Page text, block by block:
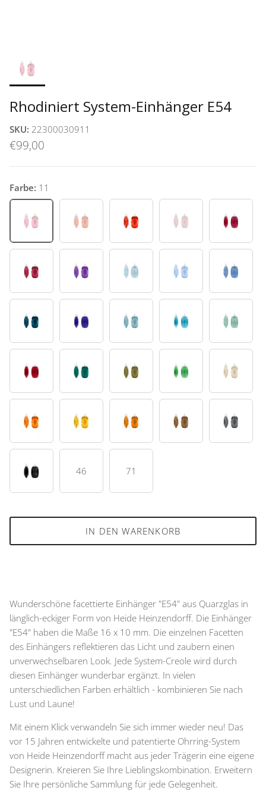
Rhodiniert System-Einhänger E54
SKU: 22300030911
€99,00
Farbe: 11
11 12 20 25 28
30 32 35 36 39
42 45 47 48 49
50 53 61 65 66
68 70 76 86 91
95
46 71
IN DEN WARENKORB
Wunderschöne facettierte Einhänger "E54" aus Quarzglas in
länglich-eckiger Form von Heide Heinzendorff. Die Einhänger
"E54" haben die Maße 16 x 10 mm. Die einzelnen Facetten
des Einhängers reflektieren das Licht und zaubern einen
unverwechselbaren Look. Jede System-Creole wird durch
diesen Einhänger wunderbar ergänzt. In vielen
unterschiedlichen Farben erhältlich - kombinieren Sie nach
Lust und Laune!
Mit einem Klick verwandeln Sie sich immer wieder neu! Das
vor 15 Jahren entwickelte und patentierte Ohrring-System
von Heide Heinzendorff macht aus jeder Trägerin eine eigene
Designerin. Kreieren Sie Ihre Lieblingskombination. Erweitern
Sie Ihre persönliche Sammlung für jede Gelegenheit.